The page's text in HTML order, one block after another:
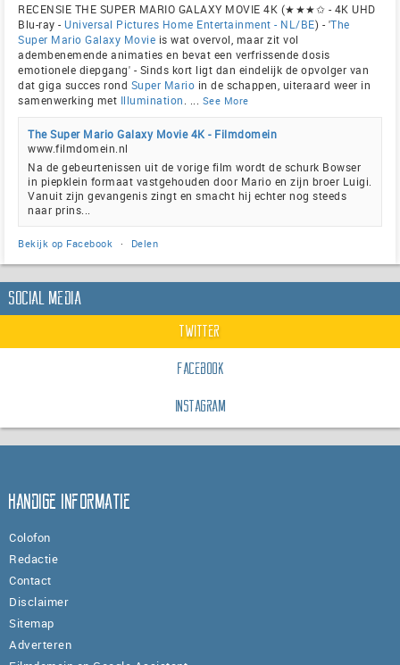
RECENSIE THE SUPER MARIO GALAXY MOVIE 4K (★★★✩ - 4K UHD
Blu-ray - Universal Pictures Home Entertainment - NL/BE) - 'The
Super Mario Galaxy Movie is wat overvol, maar zit vol
adembenemende animaties en bevat een verfrissende dosis
emotionele diepgang' - Sinds kort ligt dan eindelijk de opvolger van
dat giga succes rond Super Mario in de schappen, uiteraard weer in
samenwerking met Illumination See More
The Super Mario Galaxy Movie 4K - Filmdomein
www.filmdomein.nl
Na de gebeurtenissen uit de vorige film wordt de schurk Bowser
in piepklein formaat vastgehouden door Mario en zijn broer Luigi.
Vanuit zijn gevangenis zingt en smacht hij echter nog steeds
naar prins...
Bekijk op Facebook · Delen
Social Media
Twitter
Facebook
Instagram
Handige informatie
Colofon
Redactie
Contact
Disclaimer
Sitemap
Adverteren